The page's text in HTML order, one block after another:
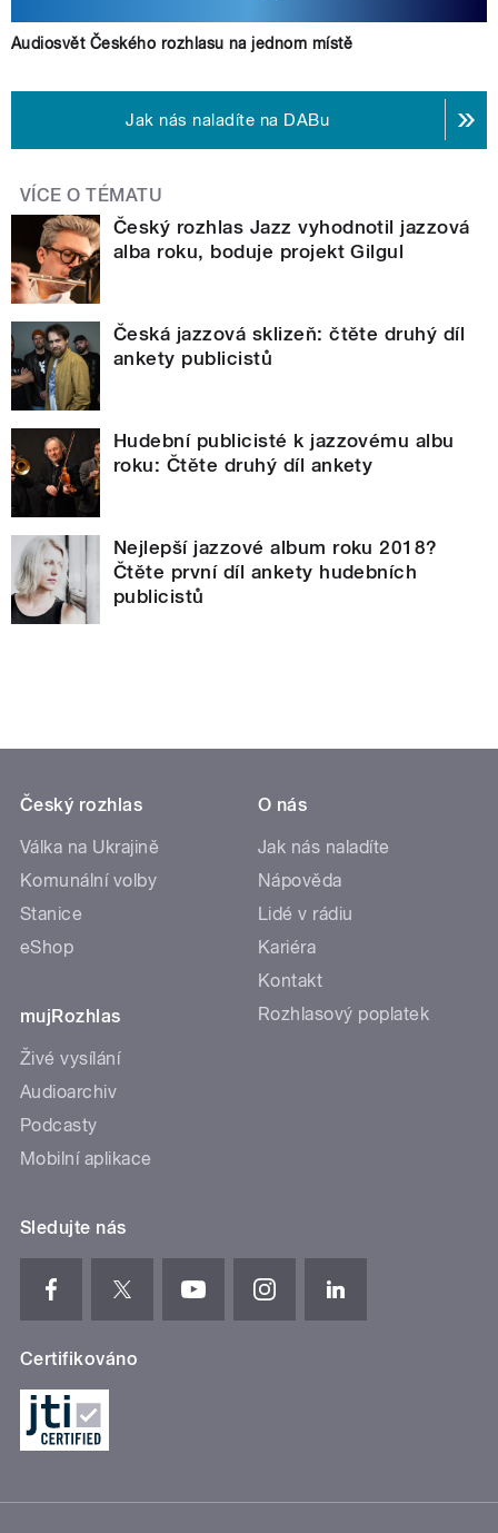
Audiosvět Českého rozhlasu na jednom místě
Jak nás naladíte na DABu
VÍCE O TÉMATU
Český rozhlas Jazz vyhodnotil jazzová
alba roku, boduje projekt Gilgul
Česká jazzová sklizeň: čtěte druhý díl
ankety publicistů
Hudební publicisté k jazzovému albu
roku: Čtěte druhý díl ankety
Nejlepší jazzové album roku 2018?
Čtěte první díl ankety hudebních
publicistů
Český rozhlas
Válka na Ukrajině
Komunální volby
Stanice
eShop
mujRozhlas
Živé vysílání
Audioarchiv
Podcasty
Mobilní aplikace
O nás
Jak nás naladíte
Nápověda
Lidé v rádiu
Kariéra
Kontakt
Rozhlasový poplatek
Sledujte nás
Certifikováno